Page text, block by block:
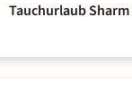
Tauchurlaub Sharm